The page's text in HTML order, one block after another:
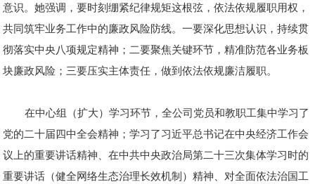
意识。她强调，要时刻绷紧纪律规矩这根弦，依法依规履职用权，
共同筑牢业务工作中的廉政风险防线。一要深化思想认识，持续贯
彻落实中央八项规定精神；二要聚焦关键环节，精准防范各业务板
块廉政风险；三要压实主体责任，做到依法依规廉洁履职。
在中心组（扩大）学习环节，全公司党员和教职工集中学习了
党的二十届四中全会精神；学习了习近平总书记在中央经济工作会
议上的重要讲话精神、在中共中央政治局第二十三次集体学习时的
重要讲话（健全网络生态治理长效机制）精神、对全面依法治国工